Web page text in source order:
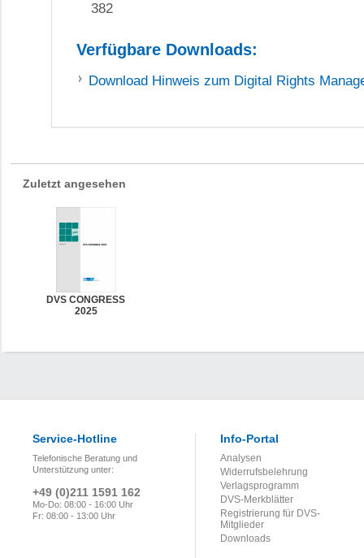
382
Verfügbare Downloads:
Download Hinweis zum Digital Rights
Zuletzt angesehen
DVS CONGRESS
2025
Service-Hotline
Telefonische Beratung und
Unterstützung unter:
+49 (0)211 1591 162
Mo-Do: 08:00 - 16:00 Uhr
Fr: 08:00 - 13:00 Uhr
Info-Portal
Analysen
Widerrufsbelehrung
Verlagsprogramm
DVS-Merkblätter
Registrierung für DVS-
Mitglieder
Downloads